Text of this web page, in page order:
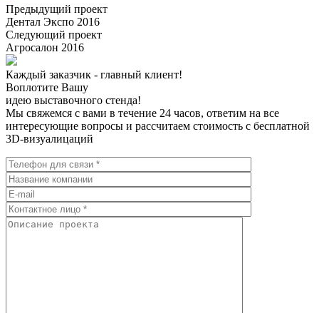
Предыдущий проект
Дентал Экспо 2016
Следующий проект
Агросалон 2016
Каждый заказчик - главный клиент!
Воплотите Вашу
идею выставочного стенда!
Мы свяжемся с вами в течение 24 часов, ответим на все
интересующие вопросы и рассчитаем стоимость с бесплатной
3D-визуалицаций